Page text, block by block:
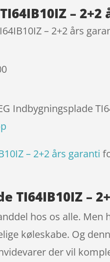
–
– 2+2 års
Indbygningsplade
– 2+2 års garanti
TI64IB10IZ –
hos os alle.
køleskabe. Og
der vil